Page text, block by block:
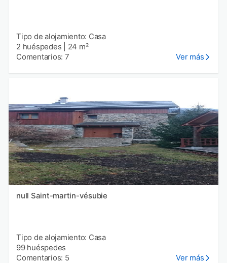
Tipo de alojamiento: Casa
2 huéspedes
24 m²
Comentarios: 7
Ver más
null Saint-martin-vésubie
Tipo de alojamiento: Casa
99 huéspedes
Comentarios: 5
Ver más